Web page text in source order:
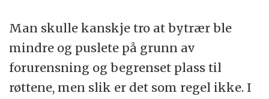
Man skulle kanskje tro at bytrær ble
mindre og puslete på grunn av
forurensning og begrenset plass til
røttene, men slik er det som regel ikke. I